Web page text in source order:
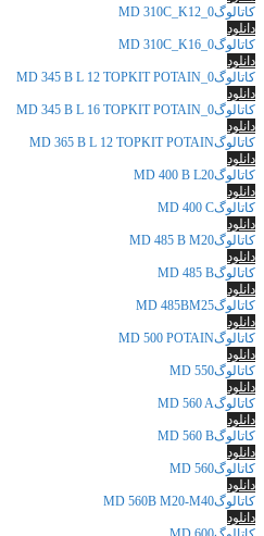
کاتالوگMD 310C_K12_0
دانلود
کاتالوگMD 310C_K16_0
دانلود
کاتالوگMD 345 B L 12 TOPKIT POTAIN_0
دانلود
کاتالوگMD 345 B L 16 TOPKIT POTAIN_0
دانلود
کاتالوگMD 365 B L 12 TOPKIT POTAIN
دانلود
کاتالوگMD 400 B L20
دانلود
کاتالوگMD 400 C
دانلود
کاتالوگMD 485 B M20
دانلود
کاتالوگMD 485 B
دانلود
کاتالوگMD 485BM25
دانلود
کاتالوگMD 500 POTAIN
دانلود
کاتالوگMD 550
دانلود
کاتالوگMD 560 A
دانلود
کاتالوگMD 560 B
دانلود
کاتالوگMD 560
دانلود
کاتالوگMD 560B M20-M40
دانلود